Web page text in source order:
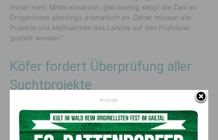
immer mehr Mittel einsetzen, gleichzeitig steigt die Zahl an
Drogentoten allerdings dramatisch an. Daher müssen alle
Projekte und Maßnahmen des Landes auf den Prüfstand
gestellt werden.“
Köfer fordert Überprüfung aller
Suchtprojekte
Köferfordert zudem, das Angebot im Bereich der
Drogenersatztherapie in Kärnten auszubauen: „Ansatz muss
sein, eine möglichst wohnortnahe Versorgung zu schaffen.
Anzeige